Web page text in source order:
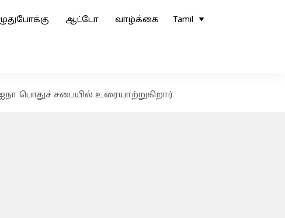
ஆட்டோ வாழ்க்கை Tamil
பொதுச் சபையில் உரையாற்றுகிறார்